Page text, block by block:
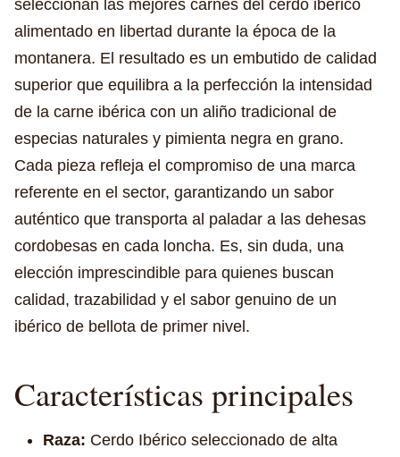
seleccionan las mejores carnes del cerdo ibérico
alimentado en libertad durante la época de la
montanera. El resultado es un embutido de calidad
superior que equilibra a la perfección la intensidad
de la carne ibérica con un aliño tradicional de
especias naturales y pimienta negra en grano.
Cada pieza refleja el compromiso de una marca
referente en el sector, garantizando un sabor
auténtico que transporta al paladar a las dehesas
cordobesas en cada loncha. Es, sin duda, una
elección imprescindible para quienes buscan
calidad, trazabilidad y el sabor genuino de un
ibérico de bellota de primer nivel.
Características principales
Raza: Cerdo Ibérico seleccionado de alta